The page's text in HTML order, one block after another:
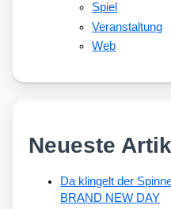
Spiel
Veranstaltung
Web
Neueste
Da klingelt der
BRAND NEW DAY